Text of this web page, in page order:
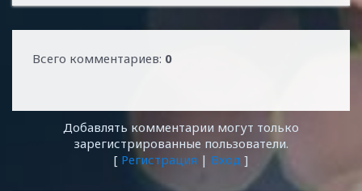
Всего комментариев: 0
Добавлять комментарии могут только
зарегистрированные пользователи.
[ Регистрация | Вход ]